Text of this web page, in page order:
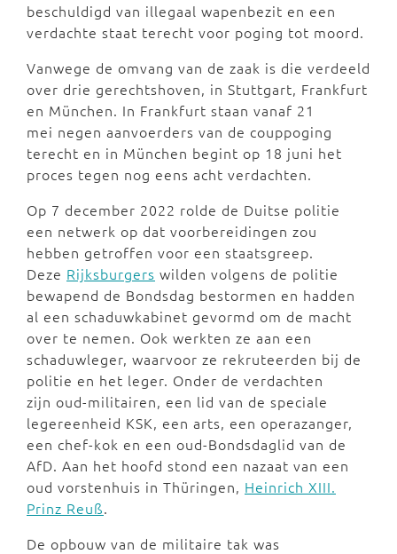
beschuldigd van illegaal wapenbezit en een
verdachte staat terecht voor poging tot moord.
Vanwege de omvang van de zaak is die verdeeld
over drie gerechtshoven, in Stuttgart, Frankfurt
en München. In Frankfurt staan vanaf 21
mei negen aanvoerders van de couppoging
terecht en in München begint op 18 juni het
proces tegen nog eens acht verdachten.
Op 7 december 2022 rolde de Duitse politie
een netwerk op dat voorbereidingen zou
hebben getroffen voor een staatsgreep.
Deze Rijksburgers wilden volgens de politie
bewapend de Bondsdag bestormen en hadden
al een schaduwkabinet gevormd om de macht
over te nemen. Ook werkten ze aan een
schaduwleger, waarvoor ze rekruteerden bij de
politie en het leger. Onder de verdachten
zijn oud-militairen, een lid van de speciale
legereenheid KSK, een arts, een operazanger,
een chef-kok en een oud-Bondsdaglid van de
AfD. Aan het hoofd stond een nazaat van een
oud vorstenhuis in Thüringen, Heinrich XIII.
Prinz Reuß.
De opbouw van de militaire tak was